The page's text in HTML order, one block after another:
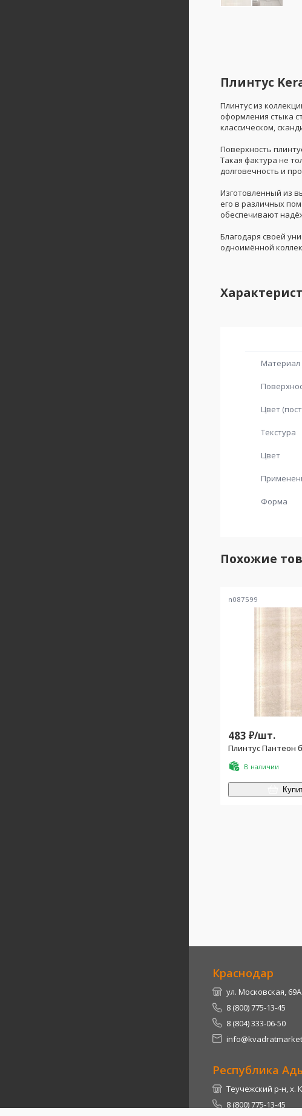
Плинтус
Плинтус из
оформления стыка
классическом,
Поверхность
Такая фактура не
долговечность и
Изготовленный из
его в различных
обеспечивают
Благодаря своей
одноимённой
Материал
Цвет
Текстура
Цвет
Форма
Похожие
n087599
483 ₽/шт.
В наличии
Краснодар
ул. Московская, 69А
8 (800) 775-13-45
8 (804) 333-06-50
Республика
Теучежский р-н,
8 (800) 775-13-45